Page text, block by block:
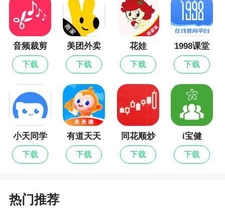
更新日志
更多新潮好物上线，快来下载小芒吧～
音频裁剪
大师
下载
美团外卖
商家版
下载
花娃
下载
1998课堂
下载
小天同学
下载
有道天天
读
下载
同花顺炒
股票
下载
i宝健
下载
热门推荐